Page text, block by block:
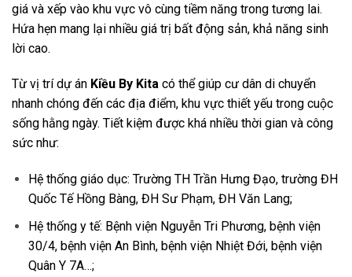
giá và xếp vào khu vực vô cùng tiềm năng trong tương lai.
Hứa hẹn mang lại nhiều giá trị bất động sản, khả năng sinh
lời cao.
Từ vị trí dự án Kiều By Kita có thể giúp cư dân di chuyển
nhanh chóng đến các địa điểm, khu vực thiết yếu trong cuộc
sống hằng ngày. Tiết kiệm được khá nhiều thời gian và công
sức như:
Hệ thống giáo dục: Trường TH Trần Hưng Đạo, trường ĐH
Quốc Tế Hồng Bàng, ĐH Sư Phạm, ĐH Văn Lang;
Hệ thống y tế: Bệnh viện Nguyễn Tri Phương, bệnh viện
30/4, bệnh viện An Bình, bệnh viện Nhiệt Đới, bệnh viện
Quân Y 7A…;